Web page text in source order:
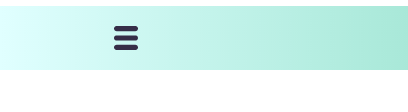
МЕСЯЦ
ПОСЛЕ ГОДА
К ШКОЛЕ
ДОШКОЛЬНИКА
ШКОЛЬНИКА
ШКОЛЬНИКА